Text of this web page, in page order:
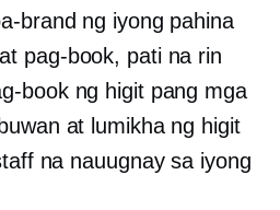
brand ng iyong pahina
pag-book, pati na rin
book ng higit pang mga
at lumikha ng higit
na nauugnay sa iyong